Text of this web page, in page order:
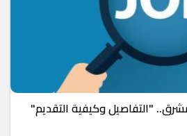
"التفاصيل وكيفية التقديم"